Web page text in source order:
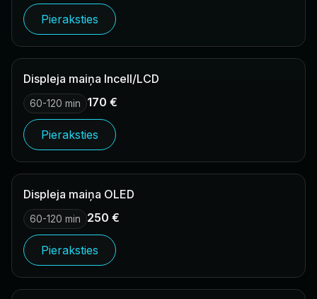
Pieraksties
Displeja maiņa Incell/LCD
60-120 min 170 €
Pieraksties
Displeja maiņa OLED
60-120 min 250 €
Pieraksties